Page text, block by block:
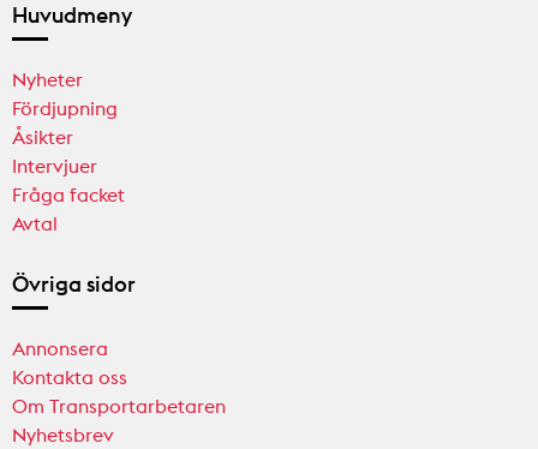
Huvudmeny
Nyheter
Fördjupning
Åsikter
Intervjuer
Fråga facket
Avtal
Övriga sidor
Annonsera
Kontakta oss
Om Transportarbetaren
Nyhetsbrev